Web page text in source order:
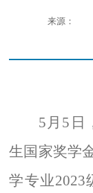
来源：
5 月 5 日
生国家奖学
学专业2023